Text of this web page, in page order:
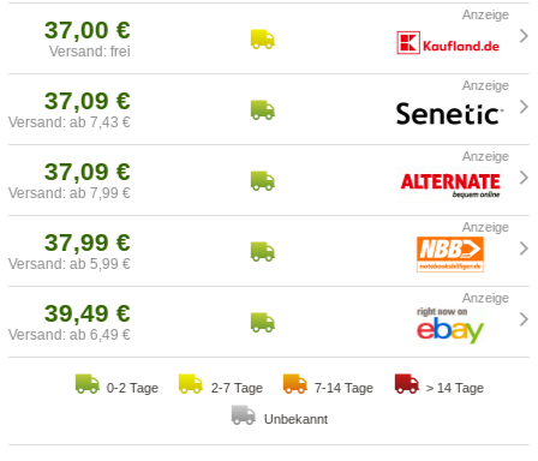
37,00 €
Versand: frei
37,09 €
Versand: ab 7,43 €
37,09 €
Versand: ab 7,99 €
37,99 €
Versand: ab 5,99 €
39,49 €
Versand: ab 6,49 €
0-2 Tage 2-7 Tage 7-14 Tage > 14 Tage
Unbekannt